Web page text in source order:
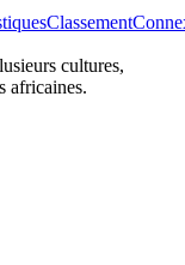
Classement
cultures,
africaines.